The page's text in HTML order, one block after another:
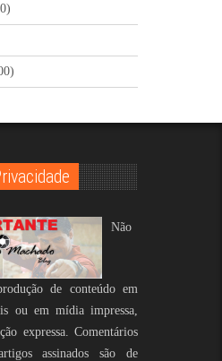
Não
de conteúdo em
ou em mídia impressa,
expressa. Comentários
assinados são de